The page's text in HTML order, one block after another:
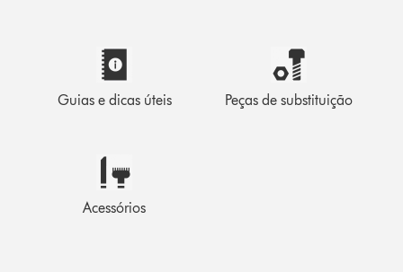
Guias e dicas úteis Peças de substituição
Acessórios